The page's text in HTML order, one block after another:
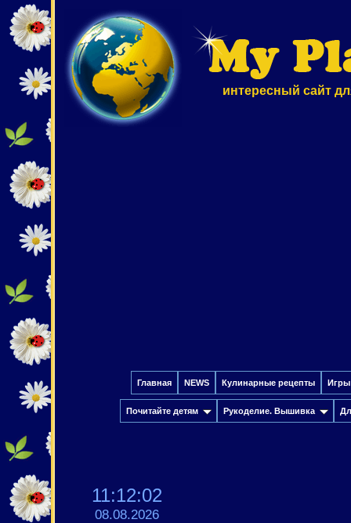
интересный сайт
Главная NEWS Кулинарные рецепты Игры
Почитайте детям Рукоделие. Вышивка
11:12:03
08.08.2026